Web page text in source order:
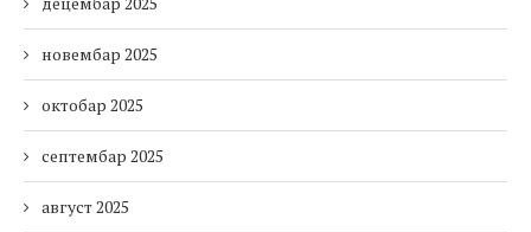
новембар 2025
октобар 2025
септембар 2025
август 2025